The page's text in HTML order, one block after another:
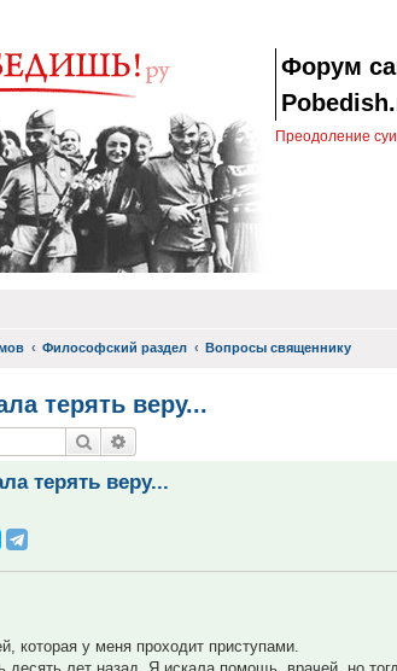
Форум
Преодоление
Философский раздел Вопросы священнику
терять веру...
Поиск
терять веру...
которая у меня проходит приступами.